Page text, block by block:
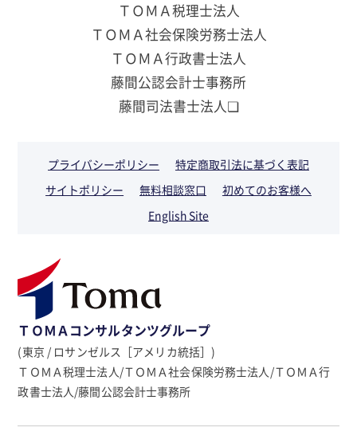
ＴＯＭＡ税理士法人
ＴＯＭＡ社会保険労務士法人
ＴＯＭＡ行政書士法人
藤間公認会計士事務所
藤間司法書士法人❏
プライバシーポリシー
特定商取引法に基づく表記
サイトポリシー
無料相談窓口
初めてのお客様へ
English Site
ＴＯＭＡコンサルタンツグループ
(東京 / ロサンゼルス［アメリカ統括］)
ＴＯＭＡ税理士法人/ＴＯＭＡ社会保険労務士法人/ＴＯＭＡ行
政書士法人/藤間公認会計士事務所